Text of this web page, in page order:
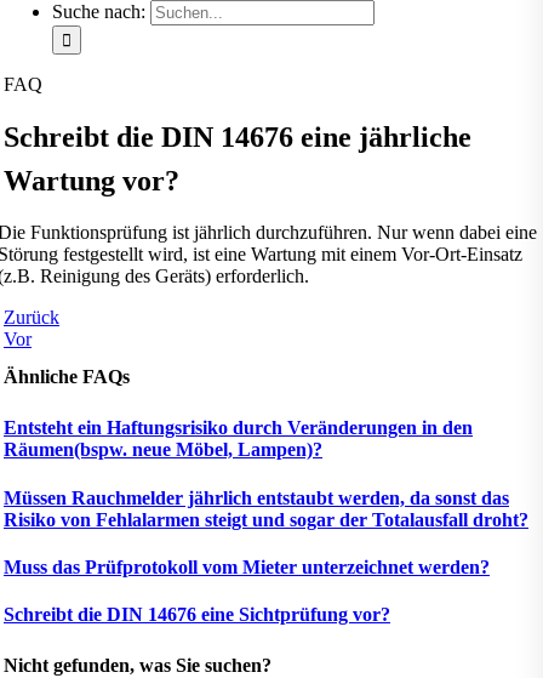
Suche nach:
FAQ
Schreibt die DIN 14676 eine jährliche
Wartung vor?
Funktionsprüfung ist jährlich durchzuführen. Nur wenn dabei eine
festgestellt wird, ist eine Wartung mit einem Vor-Ort-Einsatz
Reinigung des Geräts) erforderlich.
Zurück
Vor
Ähnliche FAQs
Entsteht ein Haftungsrisiko durch Veränderungen in den
Räumen(bspw. neue Möbel, Lampen)?
Müssen Rauchmelder jährlich entstaubt werden, da sonst das
Risiko von Fehlalarmen steigt und sogar der Totalausfall droht?
Muss das Prüfprotokoll vom Mieter unterzeichnet werden?
Schreibt die DIN 14676 eine Sichtprüfung vor?
Nicht gefunden, was Sie suchen?